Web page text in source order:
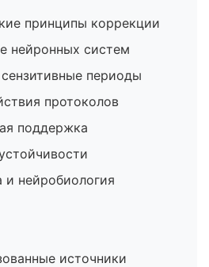
принципы коррекции
нейронных систем
периоды
протоколов
поддержка
и нейробиология
источники